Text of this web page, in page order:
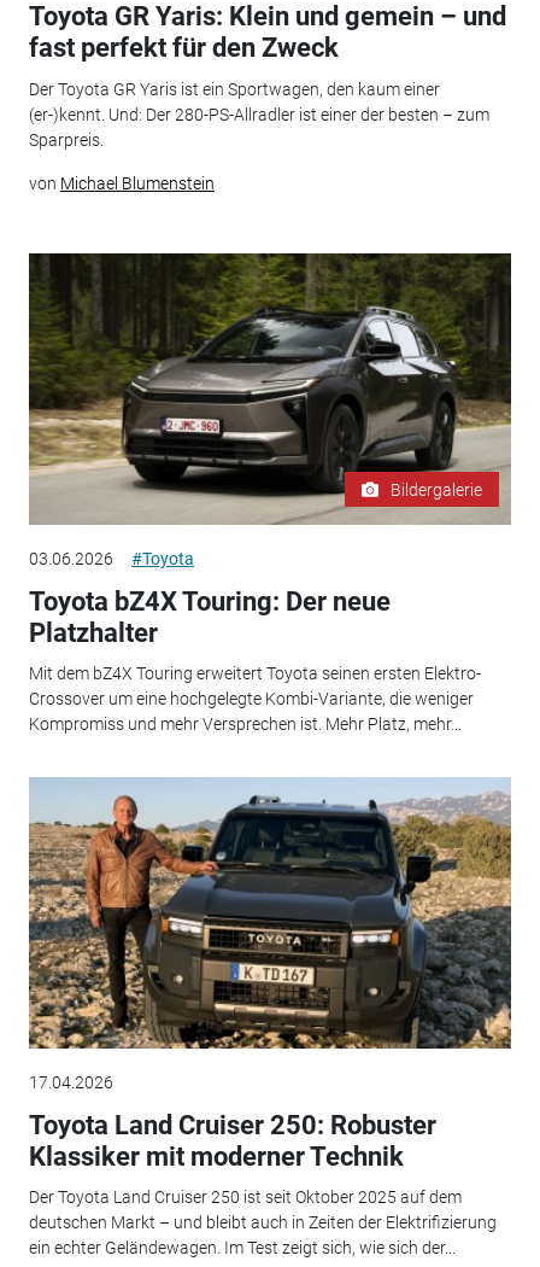
Toyota GR Yaris: Klein und gemein – und
fast perfekt für den Zweck
Der Toyota GR Yaris ist ein Sportwagen, den kaum einer
(er-)kennt. Und: Der 280-PS-Allradler ist einer der besten – zum
Sparpreis.
von Michael Blumenstein
Bildergalerie
03.06.2026 #Toyota
Toyota bZ4X Touring: Der neue
Platzhalter
Mit dem bZ4X Touring erweitert Toyota seinen ersten Elektro-
Crossover um eine hochgelegte Kombi-Variante, die weniger
Kompromiss und mehr Versprechen ist. Mehr Platz, mehr...
17.04.2026
Toyota Land Cruiser 250: Robuster
Klassiker mit moderner Technik
Der Toyota Land Cruiser 250 ist seit Oktober 2025 auf dem
deutschen Markt – und bleibt auch in Zeiten der Elektrifizierung
ein echter Geländewagen. Im Test zeigt sich, wie sich der...